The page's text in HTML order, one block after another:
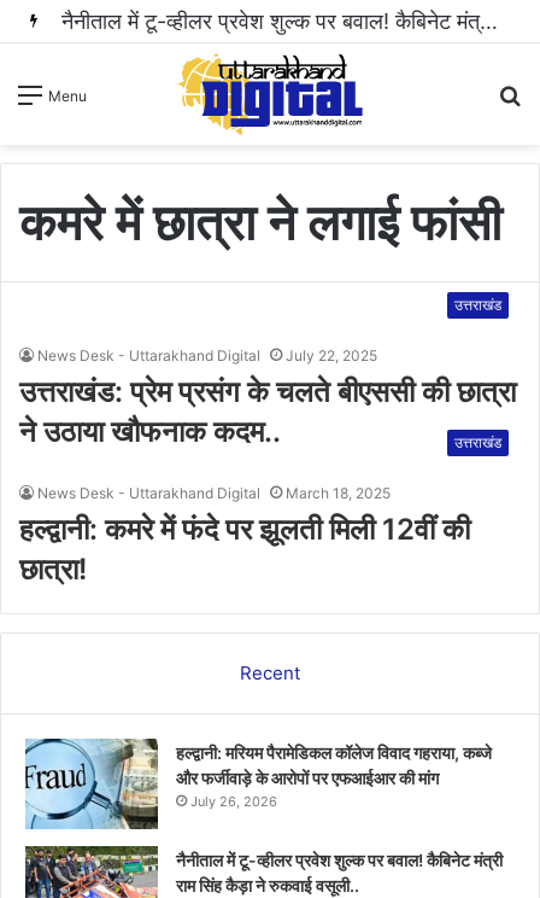
नैनीताल में टू-व्हीलर प्रवेश शुल्क पर बवाल! कैबिनेट मंत्री राम सिंह कैड़ा ने रुकवाई वसूली..
Menu
कमरे में छात्रा ने लगाई फांसी
उत्तराखंड
News Desk - Uttarakhand Digital July 22, 2025
उत्तराखंड: प्रेम प्रसंग के चलते बीएससी की छात्रा
ने उठाया खौफनाक कदम..
उत्तराखंड
News Desk - Uttarakhand Digital March 18, 2025
हल्द्वानी: कमरे में फंदे पर झूलती मिली 12वीं की
छात्रा!
Recent
हल्द्वानी: मरियम पैरामेडिकल कॉलेज विवाद गहराया, कब्जे
और फर्जीवाड़े के आरोपों पर एफआईआर की मांग
July 26, 2026
नैनीताल में टू-व्हीलर प्रवेश शुल्क पर बवाल! कैबिनेट मंत्री
राम सिंह कैड़ा ने रुकवाई वसूली..